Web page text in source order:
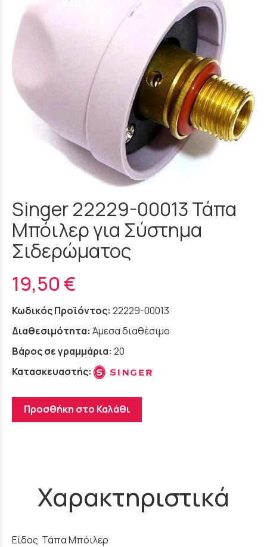
Singer 22229-00013 Τάπα
Μπόιλερ για Σύστημα
Σιδερώματος
19,50 €
Κωδικός Προϊόντος: 22229-00013
Διαθεσιμότητα: Άμεσα διαθέσιμο
Βάρος σε γραμμάρια: 20
Κατασκευαστής:
Προσθήκη στο Καλάθι
Χαρακτηριστικά
Είδος Τάπα Μπόιλερ